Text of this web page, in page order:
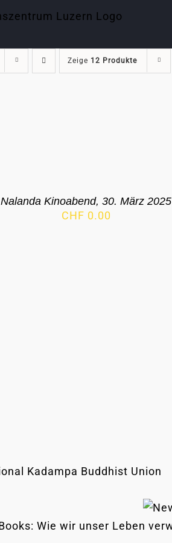
Zeige 12 Produkte
Nalanda Kinoabend, 30. März 2025
CHF 0.00